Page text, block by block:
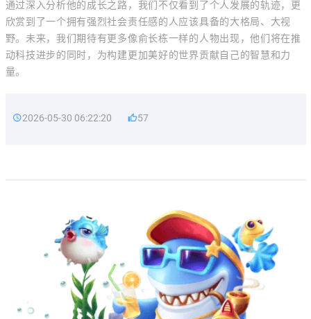
通过深入分析他的成长之路，我们不仅看到了个人发展的轨迹，更
欣赏到了一个拥有强烈社会责任感的人应该具备的大格局、大视
野。未来，我们期待有更多像俞长栋一样的人物出现，他们将在推
动科技进步的同时，为构建更加美好的世界贡献自己的智慧和力
量。
2026-05-30 06:22:20 57